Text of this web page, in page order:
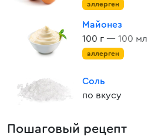
аллерген
Майонез
100 г — 100 мл
аллерген
Соль
по вкусу
Пошаговый рецепт